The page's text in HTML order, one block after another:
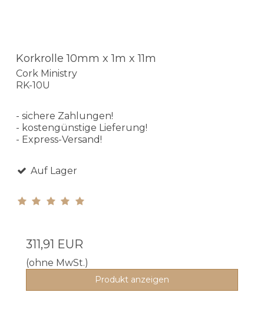
Korkrolle 10mm x 1m x 11m
Cork Ministry
RK-10U
- sichere Zahlungen!
- kostengünstige Lieferung!
- Express-Versand!
Auf Lager
311,91 EUR
(ohne MwSt.)
Produkt anzeigen